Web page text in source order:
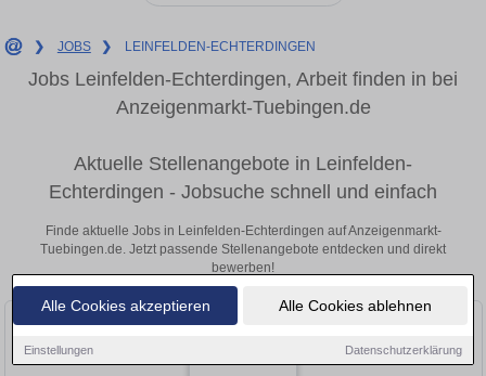
Alle Cookies akzeptieren Alle Cookies ablehnen
Einstellungen Datenschutzerklärung
❯ JOBS ❯ LEINFELDEN-ECHTERDINGEN
Jobs Leinfelden-Echterdingen, Arbeit finden in bei
Anzeigenmarkt-Tuebingen.de
Aktuelle Stellenangebote in Leinfelden-
Echterdingen - Jobsuche schnell und einfach
Finde aktuelle Jobs in Leinfelden-Echterdingen auf Anzeigenmarkt-
Tuebingen.de. Jetzt passende Stellenangebote entdecken und direkt
bewerben!